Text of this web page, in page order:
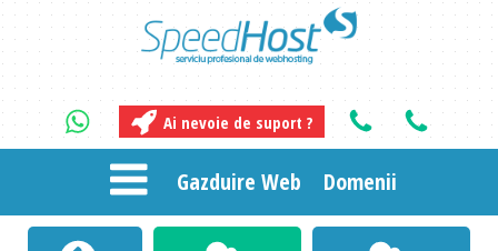
Ai nevoie de suport ?
Gazduire Web Domenii